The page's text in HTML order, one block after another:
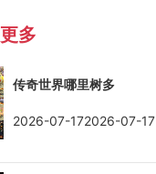
更多
传奇世界哪里树多
2026-07-172026-07-17